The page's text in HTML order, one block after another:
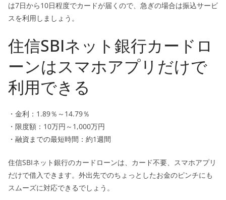
は7日から10日程度でカードが届くので、急ぎの場合は振込サービ
スを利用しましょう。
住信SBIネット銀行カードロ
ーンはスマホアプリだけで
利用できる
・金利：1.89％～14.79％
・限度額：10万円～1,000万円
・融資までの最短時間：約1週間
住信SBIネット銀行のカードローンは、カード不要、スマホアプリ
だけで借入できます。外出先でのちょっとしたお金のピンチにも
スムーズに対応できるでしょう。